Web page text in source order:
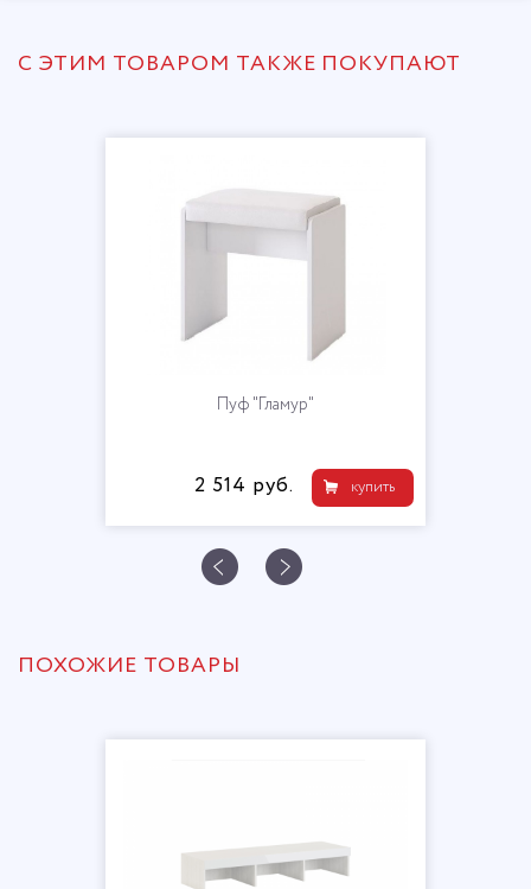
С ЭТИМ ТОВАРОМ ТАКЖЕ ПОКУПАЮТ
Пуф "Гламур"
купить
2 514 руб.
ПОХОЖИЕ ТОВАРЫ